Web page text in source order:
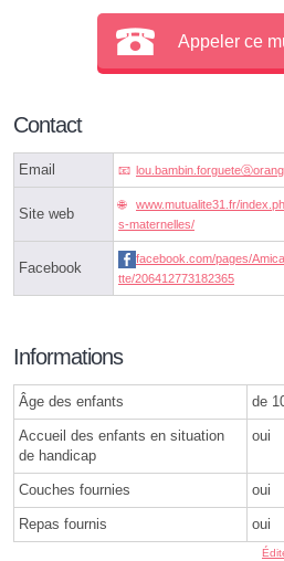
Appeler ce
Contact
Email
Site web
www.mutualite31.fr/
s-maternelles/
Facebook
facebook.com/pages/
tte/206412773182365
Informations
Âge des enfants de
Accueil des enfants en situation
de handicap
oui
Couches fournies oui
Repas fournis oui